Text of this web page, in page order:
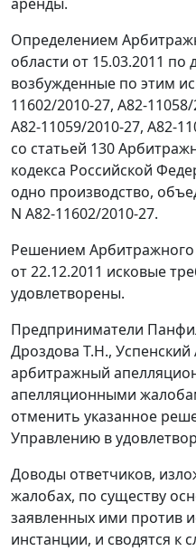
аренды.
Определением
области от 15.03.2011 по
возбужденные по этим
11602/2010-27, А82-
А82-11059/2010-27, А82-
со статьей 130
кодекса Российской
одно производство,
N А82-11602/2010-27.
Решением Арбитражного
от 22.12.2011 исковые
удовлетворены.
Предприниматели
Дроздова Т.Н.,
арбитражный
апелляционными
отменить указанное
Управлению в
Доводы ответчиков,
жалобах, по существу
заявленных ими против
инстанции, и сводятся к